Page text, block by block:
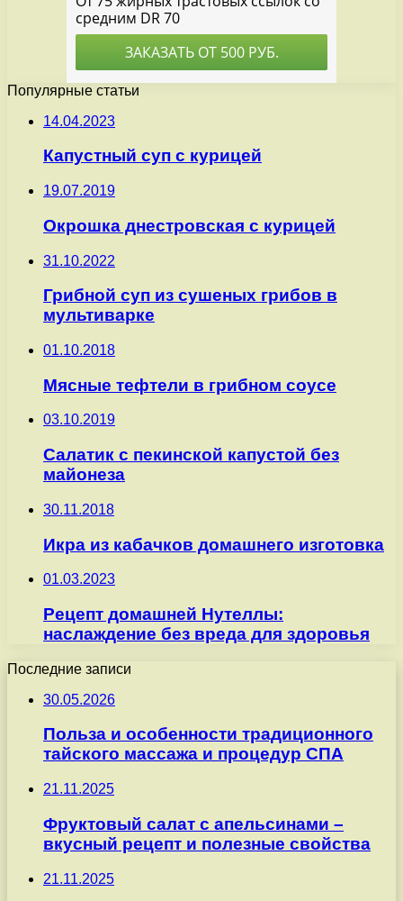
Популярные статьи
14.04.2023
Капустный суп с курицей
19.07.2019
Окрошка днестровская с курицей
31.10.2022
Грибной суп из сушеных грибов в
мультиварке
01.10.2018
Мясные тефтели в грибном соусе
03.10.2019
Салатик с пекинской капустой без
майонеза
30.11.2018
Икра из кабачков домашнего изготовка
01.03.2023
Рецепт домашней Нутеллы:
наслаждение без вреда для здоровья
Последние записи
30.05.2026
Польза и особенности традиционного
тайского массажа и процедур СПА
21.11.2025
Фруктовый салат с апельсинами –
вкусный рецепт и полезные свойства
21.11.2025